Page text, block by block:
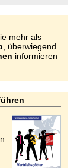
mehr als
, überwiegend
informieren